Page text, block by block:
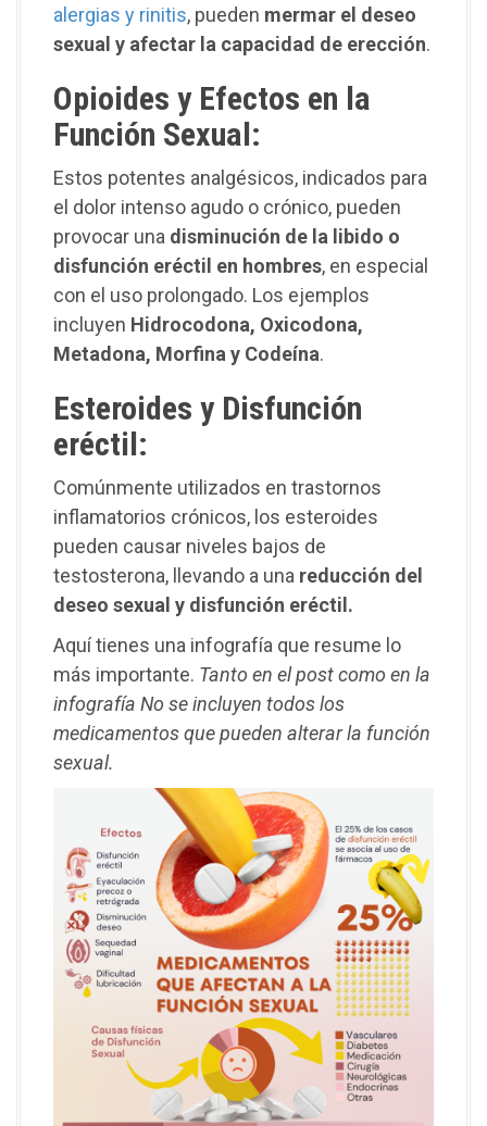
alergias y rinitis, pueden mermar el deseo
sexual y afectar la capacidad de erección.
Opioides y Efectos en la
Función Sexual:
Estos potentes analgésicos, indicados para
el dolor intenso agudo o crónico, pueden
provocar una disminución de la libido o
disfunción eréctil en hombres, en especial
con el uso prolongado. Los ejemplos
incluyen Hidrocodona, Oxicodona,
Metadona, Morfina y Codeína.
Esteroides y Disfunción
eréctil:
Comúnmente utilizados en trastornos
inflamatorios crónicos, los esteroides
pueden causar niveles bajos de
testosterona, llevando a una reducción del
deseo sexual y disfunción eréctil.
Aquí tienes una infografía que resume lo
más importante. Tanto en el post como en la
infografía No se incluyen todos los
medicamentos que pueden alterar la función
sexual.